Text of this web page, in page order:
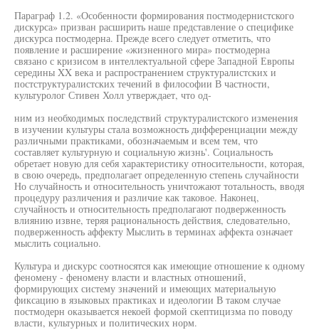
Параграф 1.2. «Особенности формирования постмодернистского
дискурса» призван расширить наше представление о специфике
дискурса постмодерна. Прежде всего следует отметить, что
появление и расширение «жизненного мира» постмодерна
связано с кризисом в интеллектуальной сфере Западной Европы
середины XX века и распространением структуралистских и
постструктуралистских течений в философии В частности,
культуролог Стивен Холл утверждает, что од-
ним из необходимых последствий структуралистского изменения
в изучении культуры стала возможность дифференциации между
различными практиками, обозначаемым и всем тем, что
составляет культурную и социальную жизнь'. Социальность
обретает новую для себя характеристику относительности, которая,
в свою очередь, предполагает определенную степень случайности
Но случайность и относительность уничтожают тотальность, вводя
процедуру различения и различие как таковое. Наконец,
случайность и относительность предполагают подверженность
влиянию извне, теряя рациональность действия, следовательно,
подверженность аффекту Мыслить в терминах аффекта означает
мыслить социально.
Культура и дискурс соотносятся как имеющие отношение к одному
феномену - феномену власти и властных отношений,
формирующих систему значений и имеющих материальную
фиксацию в языковых практиках и идеологии В таком случае
постмодерн оказывается некоей формой скептицизма по поводу
власти, культурных и политических норм.